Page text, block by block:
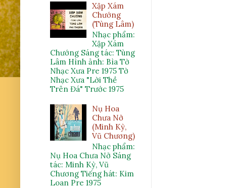
Xập Xám
Chướng
(Tùng Lâm)
Nhạc phẩm:
Xập Xám
Chướng Sáng tác: Tùng
Lâm Hình ảnh: Bìa Tờ
Nhạc Xưa Pre 1975 Tờ
Nhạc Xưa "Lời Thề
Trên Đá" Trước 1975
Nụ Hoa
Chưa Nở
(Minh Kỳ,
Vũ Chương)
Nhạc phẩm:
Nụ Hoa Chưa Nở Sáng
tác: Minh Kỳ, Vũ
Chương Tiếng hát: Kim
Loan Pre 1975